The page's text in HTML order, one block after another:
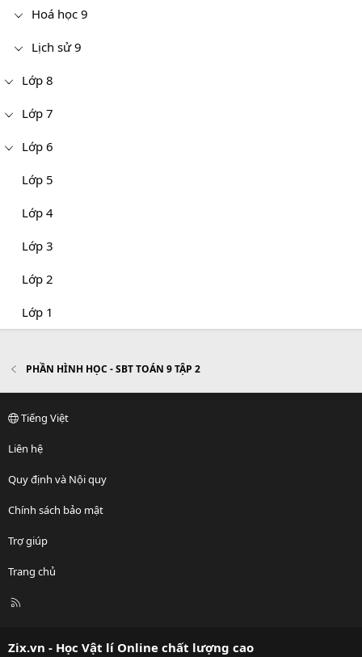
Hoá học 9
Lịch sử 9
Lớp 8
Lớp 7
Lớp 6
Lớp 5
Lớp 4
Lớp 3
Lớp 2
Lớp 1
PHẦN HÌNH HỌC - SBT TOÁN 9 TẬP 2
Tiếng Việt
Liên hệ
Quy định và Nội quy
Chính sách bảo mật
Trợ giúp
Trang chủ
R
Zix.vn - Học Vật lí Online chất lượng cao